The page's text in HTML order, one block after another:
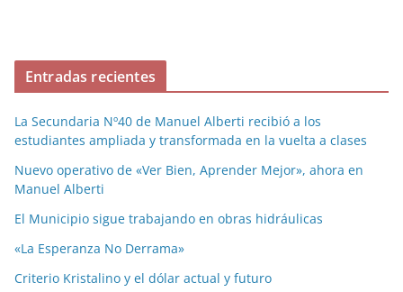
Entradas recientes
La Secundaria Nº40 de Manuel Alberti recibió a los
estudiantes ampliada y transformada en la vuelta a clases
Nuevo operativo de «Ver Bien, Aprender Mejor», ahora en
Manuel Alberti
El Municipio sigue trabajando en obras hidráulicas
«La Esperanza No Derrama»
Criterio Kristalino y el dólar actual y futuro